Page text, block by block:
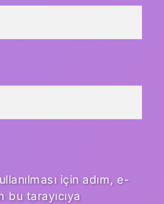
için adım, e-
tarayıcıya